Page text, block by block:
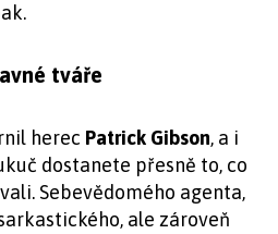
tváře
herec Patrick Gibson, a i
dostanete přesně to, co
Sebevědomého agenta,
ale zároveň